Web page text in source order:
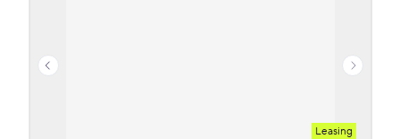
Leasing